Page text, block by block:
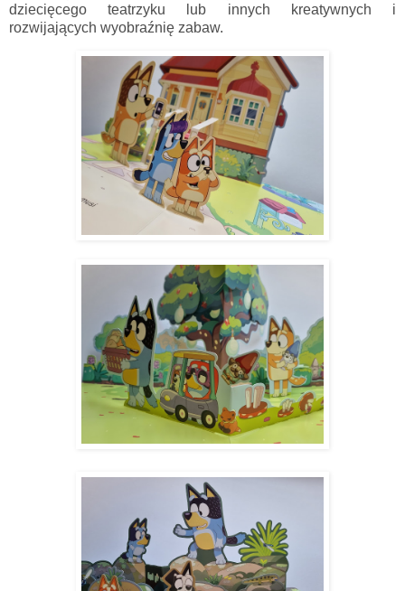
dziecięcego teatrzyku lub innych kreatywnych i
rozwijających wyobraźnię zabaw.